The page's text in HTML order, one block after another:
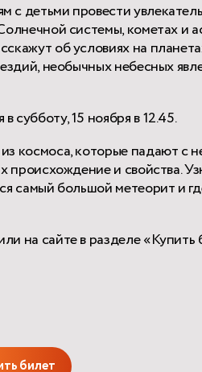
с детьми провести
системы, кометах и
об условиях на
необычных небесных
субботу, 15 ноября в 12.45.
космоса, которые падают с
происхождение и свойства.
самый большой метеорит и
на сайте в разделе «Купить
билет